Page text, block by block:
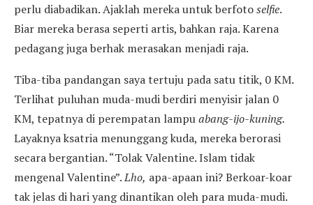
perlu diabadikan. Ajaklah mereka untuk berfotoselfie.
Biar mereka berasa seperti artis, bahkan raja. Karena
pedagang juga berhak merasakan menjadi raja.
Tiba-tiba pandangan saya tertuju pada satu titik, 0 KM.
Terlihat puluhan muda-mudi berdiri menyisir jalan 0
KM, tepatnya di perempatan lampuabang-ijo-kuning.
Layaknya ksatria menunggang kuda, mereka berorasi
secara bergantian. “Tolak Valentine. Islam tidak
mengenal Valentine”.Lho, apa-apaan ini? Berkoar-koar
tak jelas di hari yang dinantikan oleh para muda-mudi.